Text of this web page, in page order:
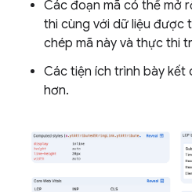
Các đoạn mã có thể mở
thi cùng với dữ liệu được
chép mã này và thực thi
Các tiện ích trình bày
hơn.